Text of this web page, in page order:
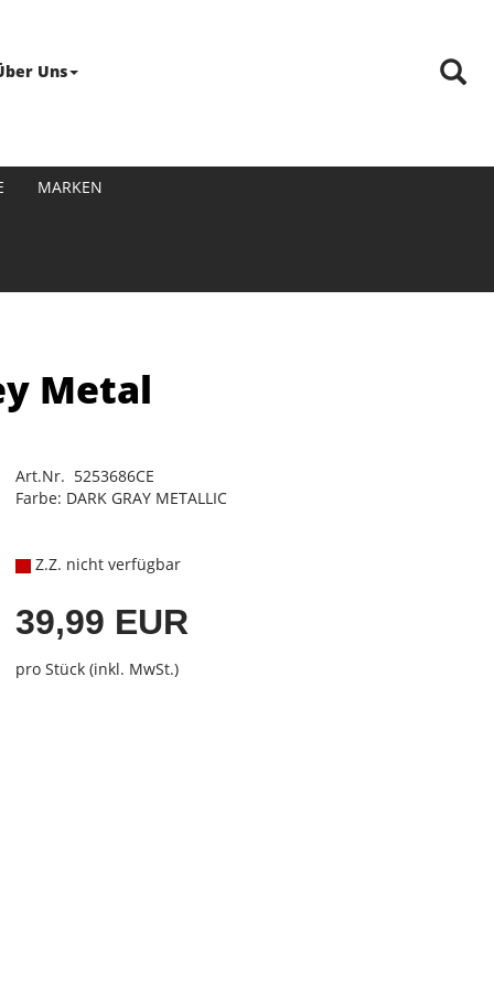
Uns
MARKEN
Metal
Art.Nr. 5253686CE
Farbe: DARK GRAY METALLIC
Z.Z. nicht verfügbar
39,99 EUR
pro Stück (inkl. MwSt.)